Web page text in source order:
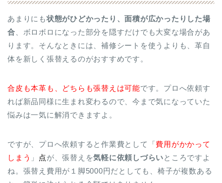
あまりにも状態がひどかったり、面積が広かったりした場
合 、ボロボロになった部分を隠すだけでも大変な場合があ
ります。そんなときには、補修シートを使うよりも、革自
体を新しく張替えるのがおすすめです。
合皮も本革も、どちらも張替えは可能です。プロへ依頼す
れば新品同様に生まれ変わるので、今まで気になっていた
悩みは一気に解消できますよ。
ですが、プロへ依頼すると作業費として「費用がかかって
しまう 」 点が、張替えを気軽に依頼しづらいところですよ
ね。張替え費用が１脚5000円だとしても、椅子が複数ある